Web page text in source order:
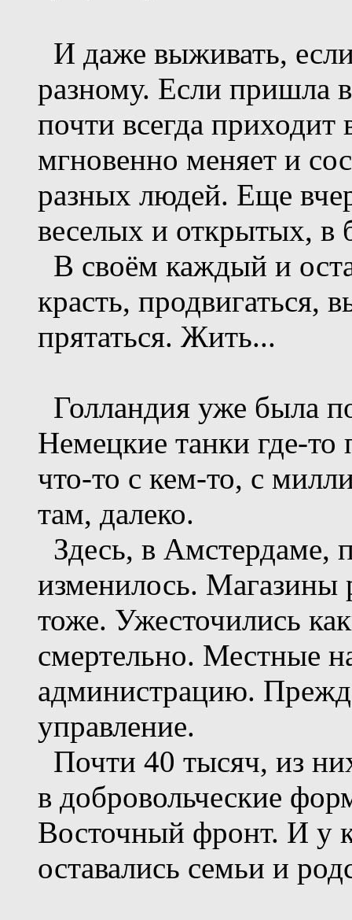
И даже выживать,
разному. Если пришла
почти всегда приходит
мгновенно меняет и
разных людей. Еще
веселых и открытых, в
В своём каждый и
красть, продвигаться,
прятаться. Жить...
Голландия уже была
Немецкие танки где-
что-то с кем-то, с
там, далеко.
Здесь, в Амстердаме,
изменилось. Магазины
тоже. Ужесточились
смертельно. Местные
администрацию.
управление.
Почти 40 тысяч, из
в добровольческие
Восточный фронт. И у
оставались семьи и